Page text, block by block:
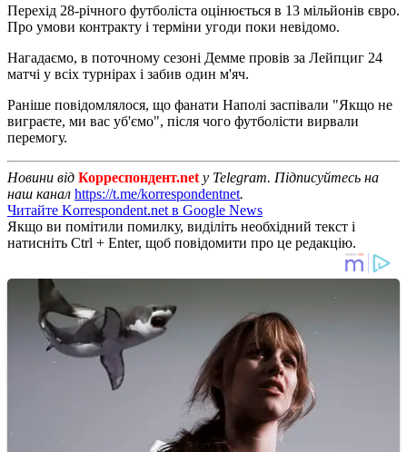
Перехід 28-річного футболіста оцінюється в 13 мільйонів євро.
Про умови контракту і терміни угоди поки невідомо.
Нагадаємо, в поточному сезоні Демме провів за Лейпциг 24
матчі у всіх турнірах і забив один м'яч.
Раніше повідомлялося, що фанати Наполі заспівали "Якщо не
виграєте, ми вас уб'ємо", після чого футболісти вирвали
перемогу.
Новини від Корреспондент.net у Telegram. Підписуйтесь на
наш канал https://t.me/korrespondentnet.
Читайте Korrespondent.net в Google News
Якщо ви помітили помилку, виділіть необхідний текст і
натисніть Ctrl + Enter, щоб повідомити про це редакцію.